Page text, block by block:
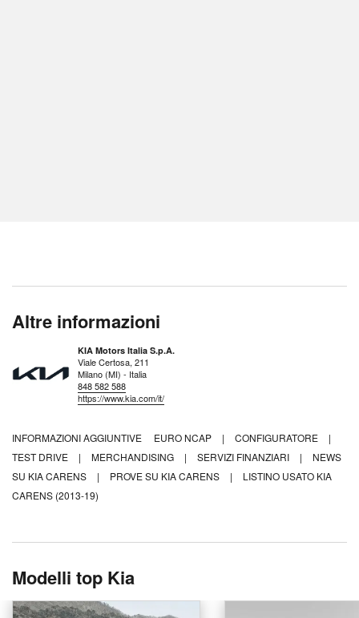
Altre informazioni
KIA Motors Italia S.p.A.
Viale Certosa, 211
Milano (MI) - Italia
848 582 588
https://www.kia.com/it/
INFORMAZIONI AGGIUNTIVE EURO NCAP | CONFIGURATORE
|
TEST DRIVE
| MERCHANDISING | SERVIZI FINANZIARI |
NEWS
SU KIA CARENS
| PROVE SU KIA CARENS |
LISTINO USATO KIA
CARENS (2013-19)
Modelli top Kia